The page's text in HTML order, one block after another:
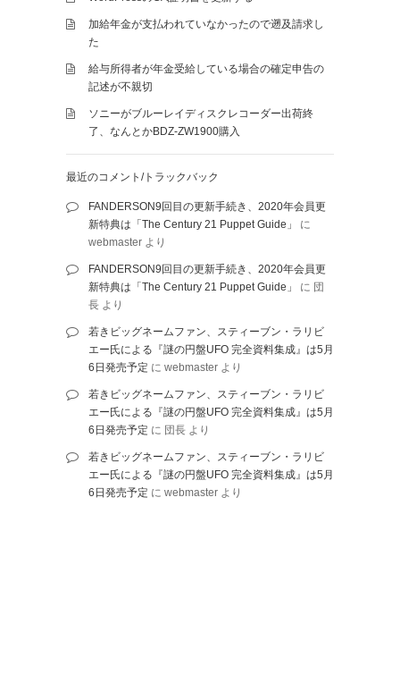
加給年金が支払われていなかったので遡及請求し
た
給与所得者が年金受給している場合の確定申告の
記述が不親切
ソニーがブルーレイディスクレコーダー出荷終
了、なんとかBDZ-ZW1900購入
最近のコメント/トラックバック
FANDERSON9回目の更新手続き、2020年会員更
新特典は「The Century 21 Puppet Guide」
に
webmaster より
FANDERSON9回目の更新手続き、2020年会員更
新特典は「The Century 21 Puppet Guide」
に 団
長 より
若きビッグネームファン、スティーブン・ラリビ
エー氏による『謎の円盤UFO 完全資料集成』は5月
6日発売予定 に webmaster より
若きビッグネームファン、スティーブン・ラリビ
エー氏による『謎の円盤UFO 完全資料集成』は5月
6日発売予定 に 団長 より
若きビッグネームファン、スティーブン・ラリビ
エー氏による『謎の円盤UFO 完全資料集成』は5月
6日発売予定 に webmaster より